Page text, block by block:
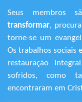
Seus membros
transformar,
torne-se um
Os trabalhos sociais
restauração
sofridos, como
encontraram em